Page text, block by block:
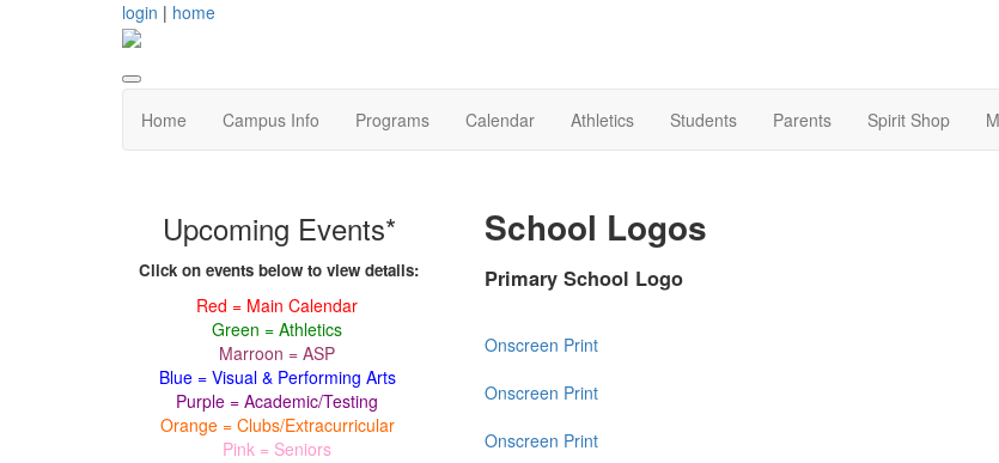
login | home
Home Campus Info Programs Calendar Athletics Students Parents Spirit Shop
School Logos
Primary School Logo
Onscreen Print
Onscreen Print
Onscreen Print
Upcoming Events*
Click on events below to view details:
Red = Main Calendar
Green = Athletics
Marroon = ASP
Blue = Visual & Performing Arts
Purple = Academic/Testing
Orange = Clubs/Extracurricular
Pink = Seniors